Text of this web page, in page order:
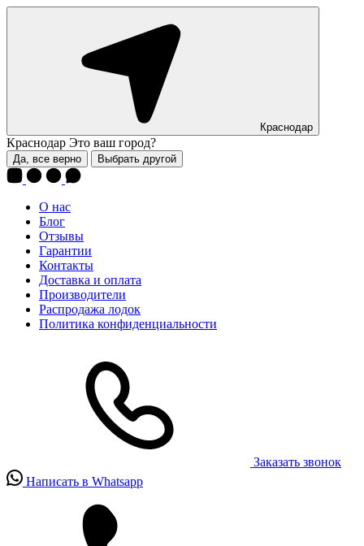
Краснодар
Краснодар Это ваш город?
Да, все верно Выбрать другой
О нас
Блог
Отзывы
Гарантии
Контакты
Доставка и оплата
Производители
Распродажа лодок
Политика конфиденциальности
Заказать звонок
Написать в Whatsapp